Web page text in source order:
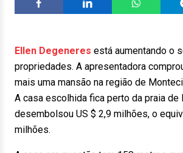
Ellen Degeneres está aumentando o
propriedades. A apresentadora
mais uma mansão na região de
A casa escolhida fica perto da praia de
desembolsou US $ 2,9 milhões, o
milhões.